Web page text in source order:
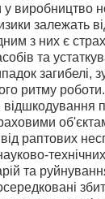
виробництво
залежать
з них є
та
загибелі,
ритму
раптових
технічних
та